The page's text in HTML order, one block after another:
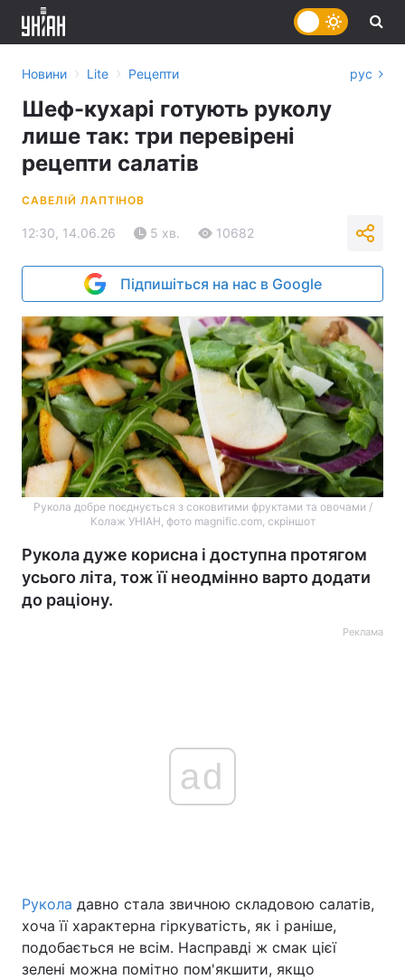
Україна Політика
Економіка Світ
Новини › Lite › Рецепти рус
Шеф-кухарі готують руколу
лише так: три перевірені
рецепти салатів
САВЕЛІЙ ЛАПТІНОВ
12:30, 14.06.26 5 хв. 10682
Підпишіться на нас в Google
Рукола добре поєднується з соковитими фруктами та овочами /
Колаж УНІАН, фото magnific.com, скріншот
Рукола дуже корисна і доступна протягом
усього літа, тож її неодмінно варто додати
до раціону.
Реклама
ad
Рукола давно стала звичною складовою салатів,
хоча її характерна гіркуватість, як і раніше,
подобається не всім. Насправді ж смак цієї
зелені можна помітно пом'якшити, якщо